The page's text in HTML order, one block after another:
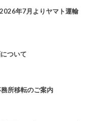
年7月よりヤマト運輸
ついて
所移転のご案内